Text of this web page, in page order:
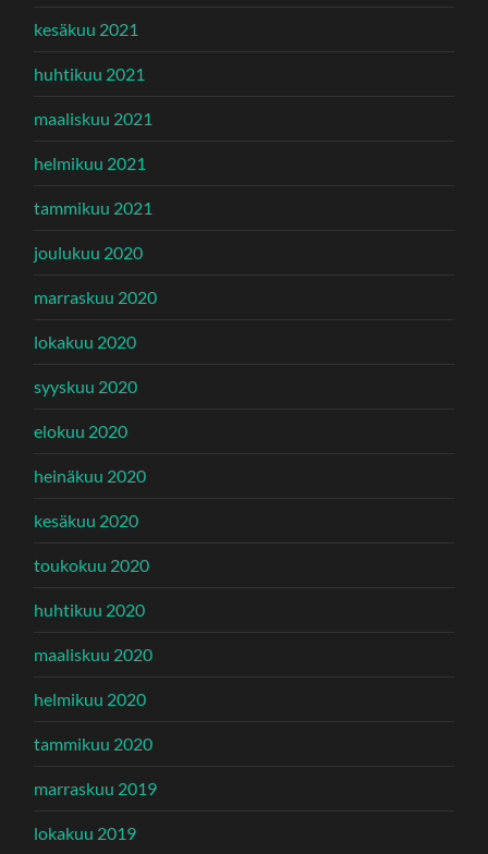
kesäkuu 2021
huhtikuu 2021
maaliskuu 2021
helmikuu 2021
tammikuu 2021
joulukuu 2020
marraskuu 2020
lokakuu 2020
syyskuu 2020
elokuu 2020
heinäkuu 2020
kesäkuu 2020
toukokuu 2020
huhtikuu 2020
maaliskuu 2020
helmikuu 2020
tammikuu 2020
marraskuu 2019
lokakuu 2019